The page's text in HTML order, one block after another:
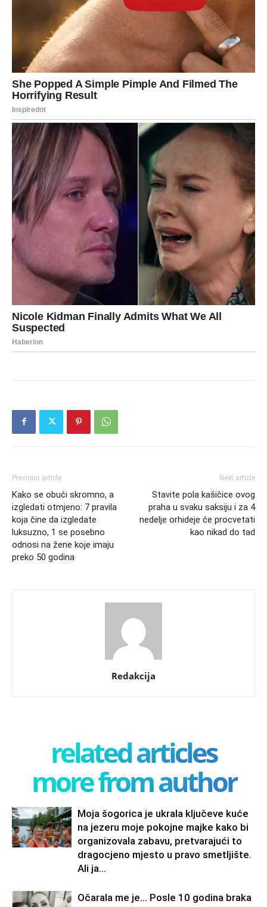
Previous article
Kako se obući skromno, a
izgledati otmjeno: 7 pravila
koja čine da izgledate
luksuzno, 1 se posebno
odnosi na žene koje imaju
preko 50 godina
Next article
Stavite pola kašičice ovog
praha u svaku saksiju i za 4
nedelje orhideje će procvetati
kao nikad do tad
Redakcija
related articles
more from author
Moja šogorica je ukrala ključeve kuće
na jezeru moje pokojne majke kako bi
organizovala zabavu, pretvarajući to
dragocjeno mjesto u pravo smetljište.
Ali ja...
Očarala me je… Posle 10 godina braka